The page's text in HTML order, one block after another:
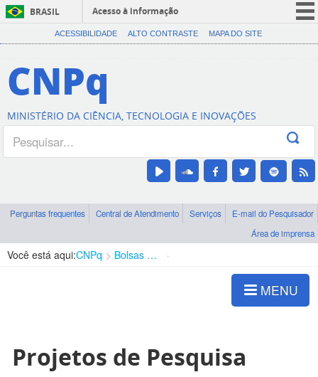
BRASIL
Acesso à informação
CORONAVÍRUS (COVID-19)
Canais
ACESSIBILIDADE ALTO CONTRASTE MAPA DO SITE
CNPq
MINISTÉRIO DA CIÊNCIA, TECNOLOGIA E INOVAÇÕES
Perguntas frequentes Central de Atendimento Serviços
E-mail do Pesquisador
Área de imprensa
Você está aqui:CNPq Bolsas e Auxílios Vigentes
MENU
Projetos de Pesquisa